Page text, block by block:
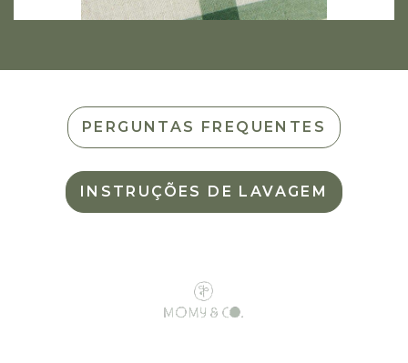
PERGUNTAS FREQUENTES
INSTRUÇÕES DE LAVAGEM